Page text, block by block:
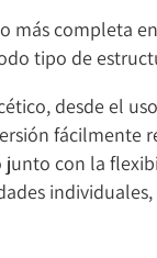
más completa
tipo de
desde el
con la